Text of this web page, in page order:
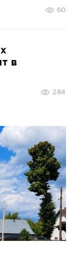
60
в
284